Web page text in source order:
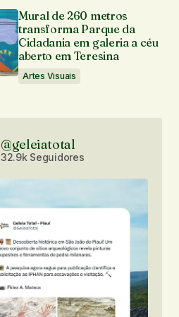
Mural de 260 metros
transforma Parque da
Cidadania em galeria a céu
aberto em Teresina
Artes Visuais
@geleiatotal
32.9k Seguidores